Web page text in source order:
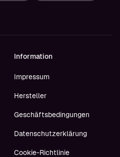
Information
Impressum
Hersteller
Geschäftsbedingungen
Datenschutzerklärung
Cookie-Richtlinie